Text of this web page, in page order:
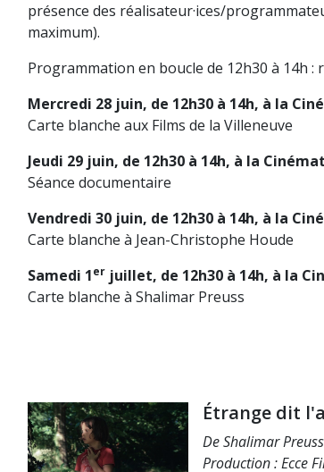
présence des réalisateur·ices/
maximum).
Programmation en boucle de 12h30 à 14h
Mercredi 28 juin, de 12h30 à 14h, à la
Carte blanche aux Films de la Villeneuve
Jeudi 29 juin, de 12h30 à 14h, à la
Séance documentaire
Vendredi 30 juin, de 12h30 à 14h, à la
Carte blanche à Jean-Christophe Houde
Samedi 1er juillet, de 12h30 à 14h, à la
Carte blanche à Shalimar Preuss
Étrange dit
De Shalimar
Production : Ecce